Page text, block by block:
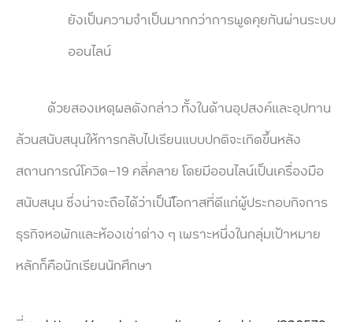
ยังเป็นความจำเป็นมากกว่าการพูดคุยกันผ่านระบบ
ออนไลน์
ด้วยสองเหตุผลดังกล่าว ทั้งในด้านอุปสงค์และอุปทาน
ล้วนสนับสนุนให้การกลับไปเรียนแบบปกติจะเกิดขึ้นหลัง
สถานการณ์โควิด-19 คลี่คลาย โดยมีออนไลน์เป็นเครื่องมือ
สนับสนุน ซึ่งน่าจะถือได้ว่าเป็นโือกาสที่ดีแก่ผู้ประกอบกิจการ
ธุรกิจหอพักและห้องเช่าต่าง ๆ เพราะหนึ่งในกลุ่มเป้าหมาย
หลักก็คือนักเรียนนักศึกษา